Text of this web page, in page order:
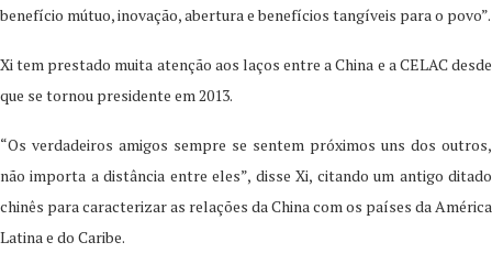
benefício mútuo, inovação, abertura e benefícios tangíveis para o povo”.
Xi tem prestado muita atenção aos laços entre a China e a CELAC desde
que se tornou presidente em 2013.
“Os verdadeiros amigos sempre se sentem próximos uns dos outros,
não importa a distância entre eles”, disse Xi, citando um antigo ditado
chinês para caracterizar as relações da China com os países da América
Latina e do Caribe.